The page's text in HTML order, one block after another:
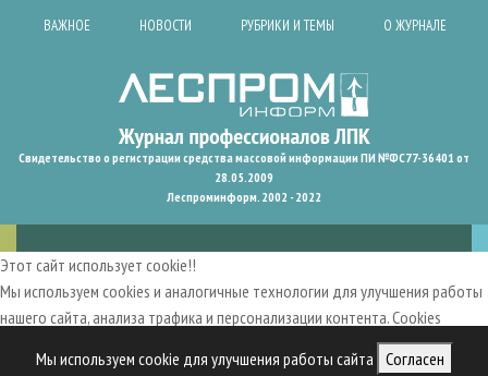
Мы используем cookie для улучшения работы сайта Согласен
ВАЖНОЕ НОВОСТИ РУБРИКИ И ТЕМЫ О ЖУРНАЛЕ
Свидетельство о регистрации средства массовой информации ПИ №ФС77-36401 от
28.05.2009
Леспроминформ. 2002 - 2022
Этот сайт использует cookie!!
Мы используем cookies и аналогичные технологии для улучшения работы
нашего сайта, анализа трафика и персонализации контента. Cookies
пользовательский опыт